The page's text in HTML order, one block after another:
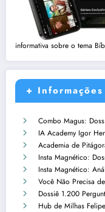
informativa sobre o tema
+
Combo Magus:
IA Academy Igor
Academia de
Insta Magnético:
Insta Magnético:
Você Não Precisa
Dossiê 1.200
Hub de Milhas